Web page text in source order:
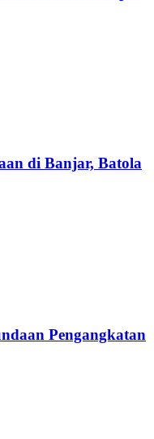
di Banjar, Batola
Pengangkatan